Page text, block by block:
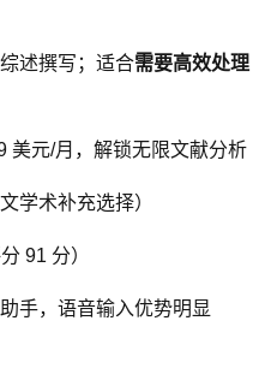
述撰写；适合需要高效处理
美元/月，解锁无限文献分析
学术补充选择）
91 分）
手，语音输入优势明显